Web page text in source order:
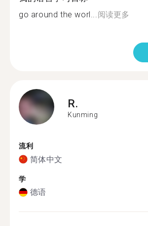
go around the worl...阅读更多
R.
Kunming
流利
简体中文
学
德语